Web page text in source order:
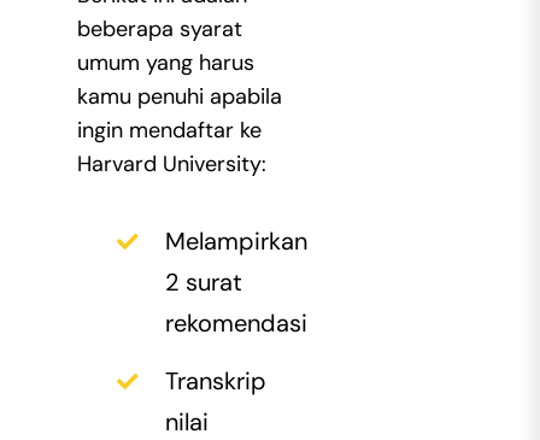
beberapa syarat
umum yang harus
kamu penuhi apabila
ingin mendaftar ke
Harvard University:
Melampirkan
2 surat
rekomendasi
Transkrip
nilai